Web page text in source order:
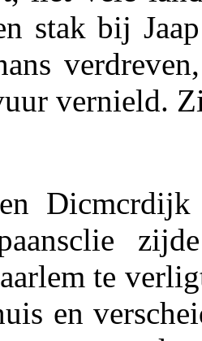
stak bij
vernield.
Dicmcrdijk
te
en